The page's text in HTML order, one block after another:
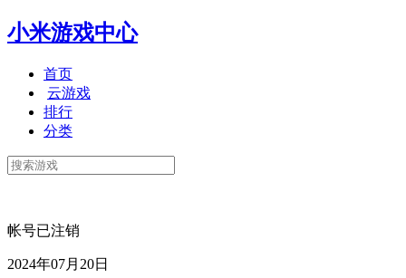
小米游戏中心
首页
云游戏
排行
分类
帐号已注销
2024年07月20日